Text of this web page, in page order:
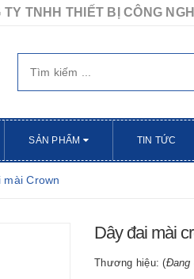
TNHH THIẾT BỊ CÔNG
SẢN PHẨM TIN TỨC
mài Crown
Dây đai mài
Thương hiệu: (Đang